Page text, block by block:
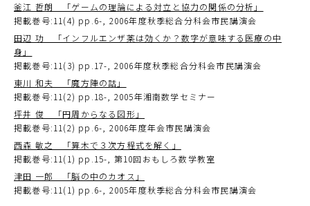
釜江 哲朗 「ゲームの理論による対立と協力の関係の分析」
掲載巻号:11(4) pp.6-, 2006年度秋季総合分科会市民講演会
田辺 功 「インフルエンザ薬は効くか？数字が意味する医療の中
身」
掲載巻号:11(3) pp.17-, 2006年度秋季総合分科会市民講演会
東川 和夫 「魔方陣の話」
掲載巻号:11(2) pp.18-, 2005年湘南数学セミナー
坪井 俊 「円周からなる図形」
掲載巻号:11(2) pp.6-, 2006年度年会市民講演会
西森 敏之 「算木で３次方程式を解く」
掲載巻号:11(1) pp.15-, 第10回おもしろ数学教室
津田 一郎 「脳の中のカオス」
掲載巻号:11(1) pp.6-, 2005年度秋季総合分科会市民講演会